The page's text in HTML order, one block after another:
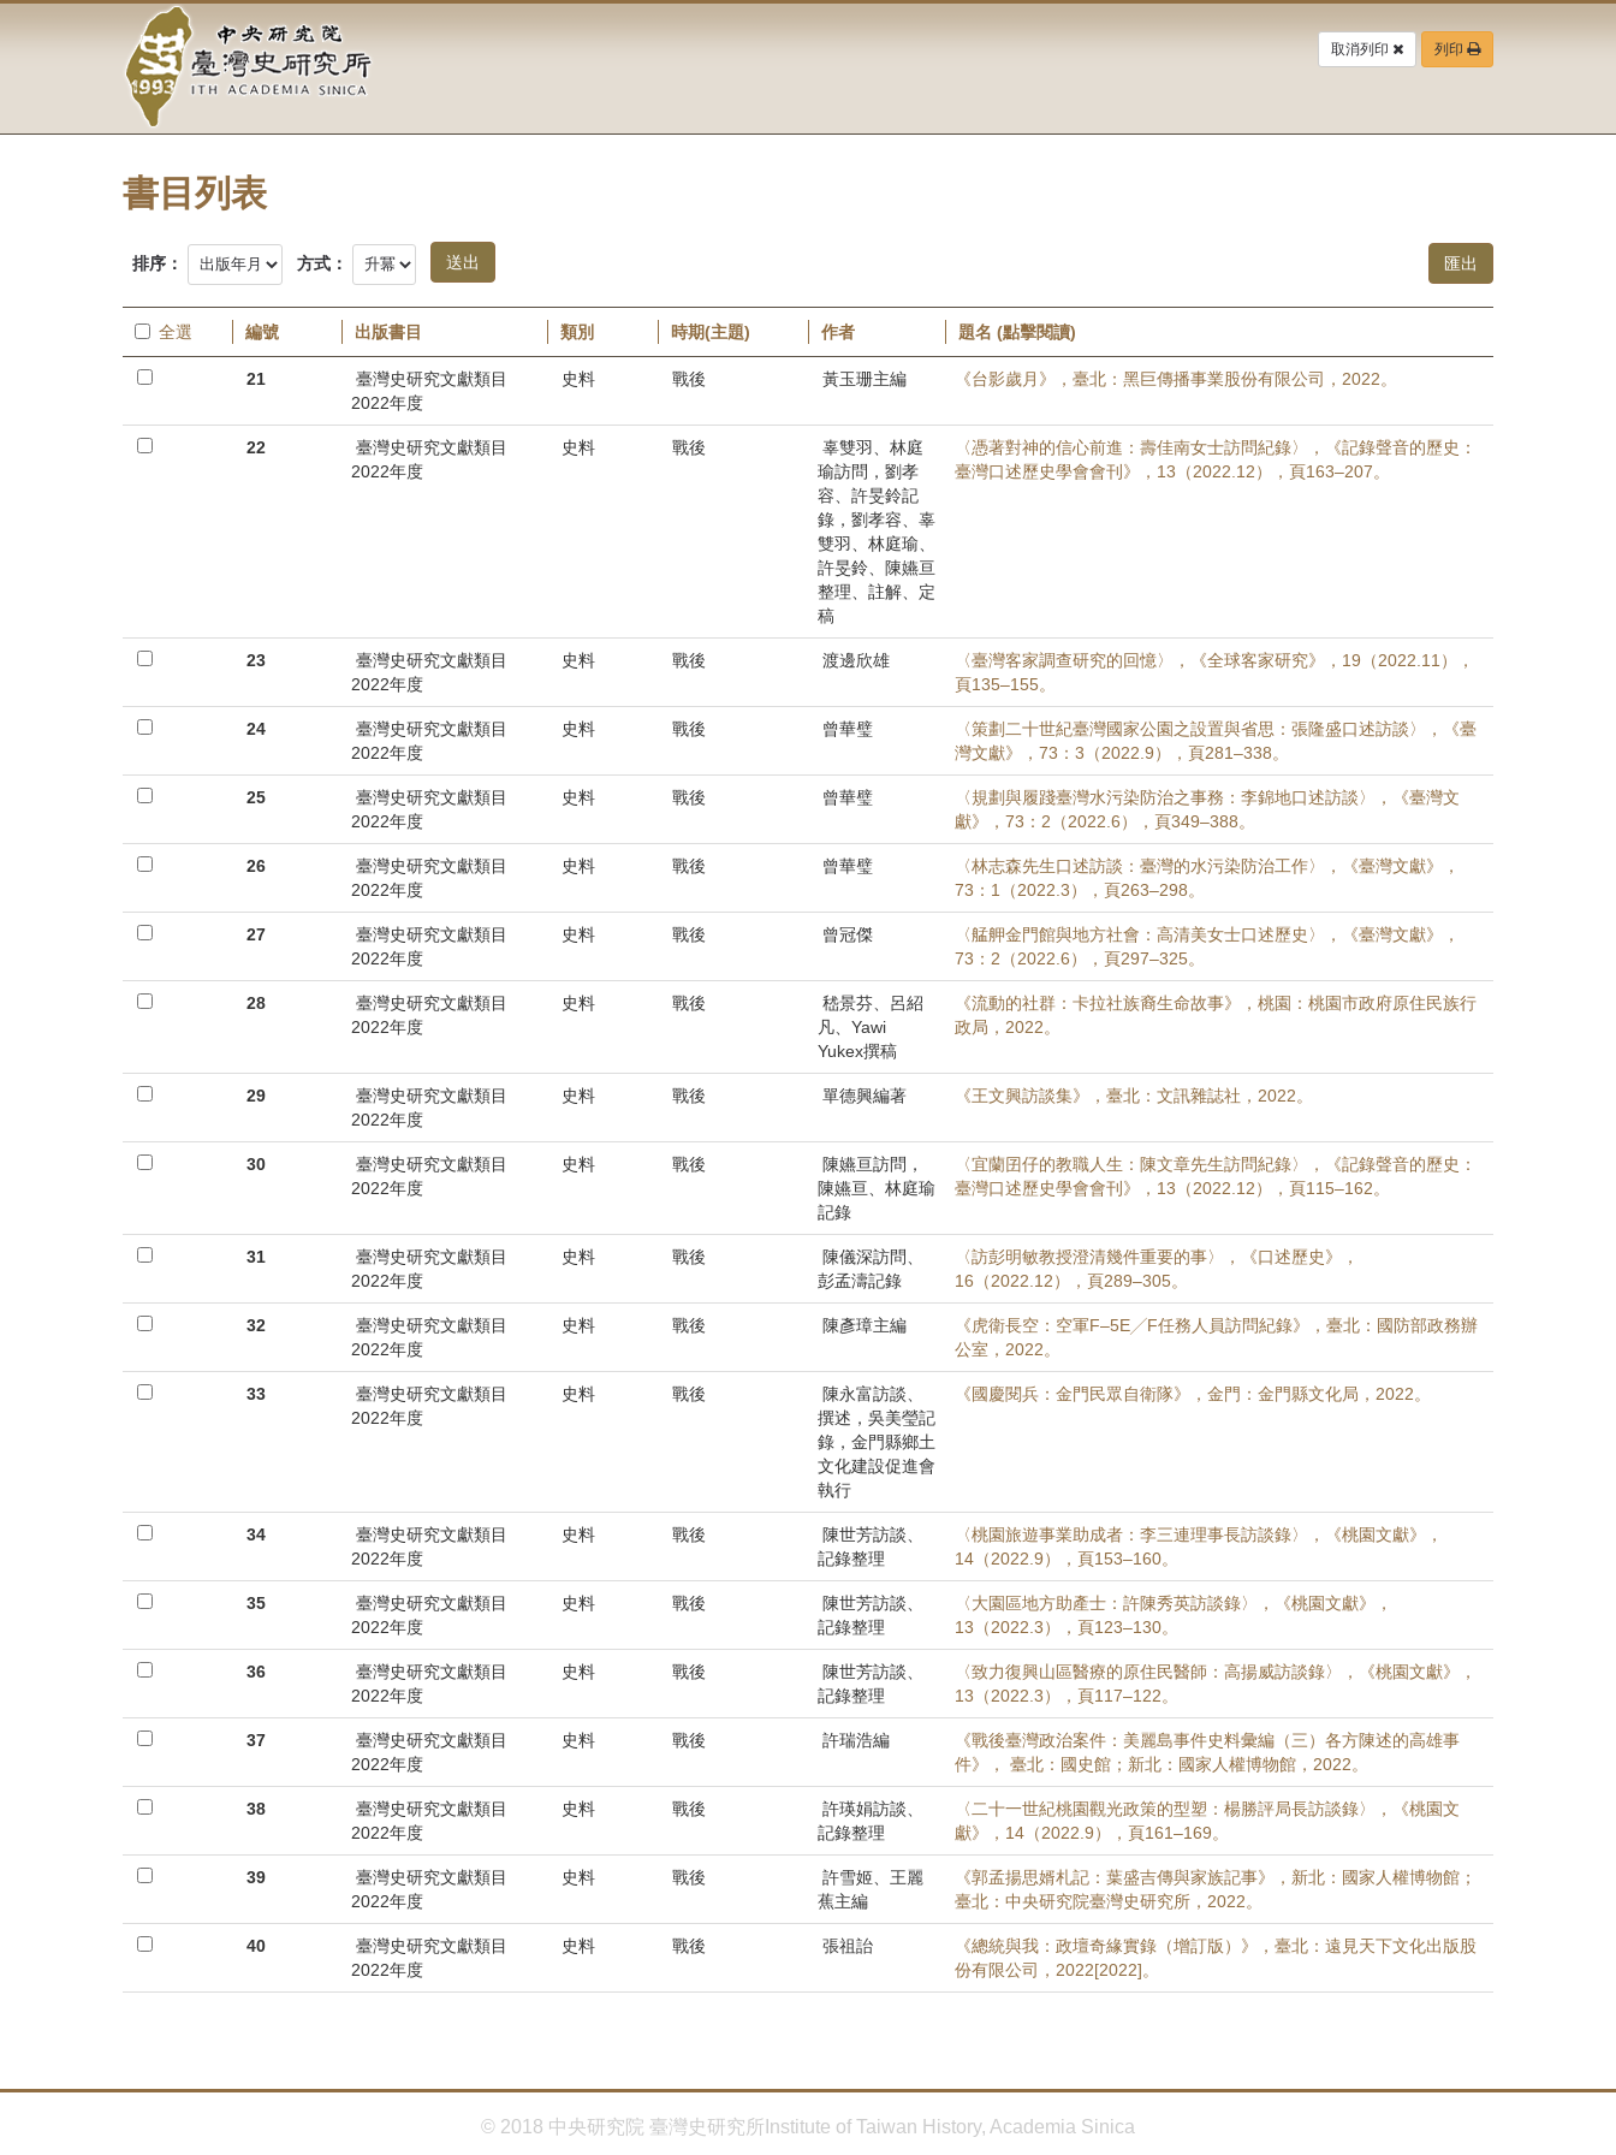
容
中
央
研
究
院-
臺
灣
史
研
究
取消列印 列印
書目列表
排序： 方式：
全選 編號 出版書目 類別 時期(主題) 作者 題名 (點擊閱讀)
21
臺灣史研究文獻類目
2022年度
史料 戰後 黃玉珊主編 《台影歲月》，臺北：黑巨傳播事業股份有限公司，2022。
22
臺灣史研究文獻類目
2022年度
史料 戰後
辜雙羽、林庭
瑜訪問，劉孝
容、許旻鈴記
錄，劉孝容、辜
雙羽、林庭瑜、
許旻鈴、陳嬿亘
整理、註解、定
稿
〈憑著對神的信心前進：壽佳南女士訪問紀錄〉，《記錄聲音的歷史：
臺灣口述歷史學會會刊》，13（2022.12），頁163–207。
23
臺灣史研究文獻類目
2022年度
史料 戰後 渡邊欣雄
〈臺灣客家調查研究的回憶〉，《全球客家研究》，19（2022.11），
頁135–155。
24
臺灣史研究文獻類目
2022年度
史料 戰後 曾華璧
〈策劃二十世紀臺灣國家公園之設置與省思：張隆盛口述訪談〉，《臺
灣文獻》，73：3（2022.9），頁281–338。
25
臺灣史研究文獻類目
2022年度
史料 戰後 曾華璧
〈規劃與履踐臺灣水污染防治之事務：李錦地口述訪談〉，《臺灣文
獻》，73：2（2022.6），頁349–388。
26
臺灣史研究文獻類目
2022年度
史料 戰後 曾華璧
〈林志森先生口述訪談：臺灣的水污染防治工作〉，《臺灣文獻》，
73：1（2022.3），頁263–298。
27
臺灣史研究文獻類目
2022年度
史料 戰後 曾冠傑
〈艋舺金門館與地方社會：高清美女士口述歷史〉，《臺灣文獻》，
73：2（2022.6），頁297–325。
28
臺灣史研究文獻類目
2022年度
史料 戰後
嵇景芬、呂紹
凡、Yawi
Yukex撰稿
《流動的社群：卡拉社族裔生命故事》，桃園：桃園市政府原住民族行
政局，2022。
29
臺灣史研究文獻類目
2022年度
史料 戰後 單德興編著 《王文興訪談集》，臺北：文訊雜誌社，2022。
30
臺灣史研究文獻類目
2022年度
史料 戰後
陳嬿亘訪問，
陳嬿亘、林庭瑜
記錄
〈宜蘭囝仔的教職人生：陳文章先生訪問紀錄〉，《記錄聲音的歷史：
臺灣口述歷史學會會刊》，13（2022.12），頁115–162。
31
臺灣史研究文獻類目
2022年度
史料 戰後
陳儀深訪問、
彭孟濤記錄
〈訪彭明敏教授澄清幾件重要的事〉，《口述歷史》，
16（2022.12），頁289–305。
32
臺灣史研究文獻類目
2022年度
史料 戰後 陳彥璋主編
《虎衛長空：空軍F–5E╱F任務人員訪問紀錄》，臺北：國防部政務辦
公室，2022。
33
臺灣史研究文獻類目
2022年度
史料 戰後
陳永富訪談、
撰述，吳美瑩記
錄，金門縣鄉土
文化建設促進會
執行
《國慶閱兵：金門民眾自衛隊》，金門：金門縣文化局，2022。
34
臺灣史研究文獻類目
2022年度
史料 戰後
陳世芳訪談、
記錄整理
〈桃園旅遊事業助成者：李三連理事長訪談錄〉，《桃園文獻》，
14（2022.9），頁153–160。
35
臺灣史研究文獻類目
2022年度
史料 戰後
陳世芳訪談、
記錄整理
〈大園區地方助產士：許陳秀英訪談錄〉，《桃園文獻》，
13（2022.3），頁123–130。
36
臺灣史研究文獻類目
2022年度
史料 戰後
陳世芳訪談、
記錄整理
〈致力復興山區醫療的原住民醫師：高揚威訪談錄〉，《桃園文獻》，
13（2022.3），頁117–122。
37
臺灣史研究文獻類目
2022年度
史料 戰後 許瑞浩編
《戰後臺灣政治案件：美麗島事件史料彙編（三）各方陳述的高雄事
件》， 臺北：國史館；新北：國家人權博物館，2022。
38
臺灣史研究文獻類目
2022年度
史料 戰後
許瑛娟訪談、
記錄整理
〈二十一世紀桃園觀光政策的型塑：楊勝評局長訪談錄〉，《桃園文
獻》，14（2022.9），頁161–169。
39
臺灣史研究文獻類目
2022年度
史料 戰後
許雪姬、王麗
蕉主編
《郭孟揚思婿札記：葉盛吉傳與家族記事》，新北：國家人權博物館；
臺北：中央研究院臺灣史研究所，2022。
40
臺灣史研究文獻類目
2022年度
史料 戰後 張祖詒
《總統與我：政壇奇緣實錄（增訂版）》，臺北：遠見天下文化出版股
份有限公司，2022[2022]。
© 2018 中央研究院 臺灣史研究所Institute of Taiwan History, Academia Sinica